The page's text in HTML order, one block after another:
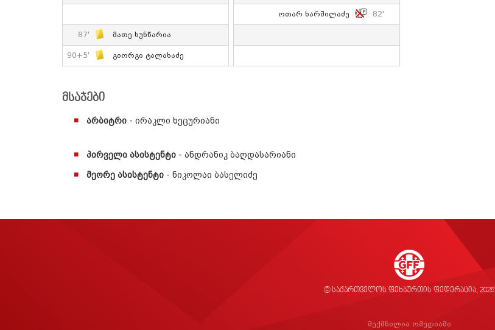
Ოთარ Ხარშილაძე 82'
87' Მათე Ხუნწარია
90+5' Გიორგი Ტალახაძე
მსაჯები
არბიტრი - ირაკლი ხეცურიანი
პირველი ასისტენტი - ანდრანიკ ბაღდასარიანი
მეორე ასისტენტი - ნიკოლაი ბასელიძე
© საქართველოს ფეხბურთის ფედერაცია, 2026
შექმნილია ომედიაში